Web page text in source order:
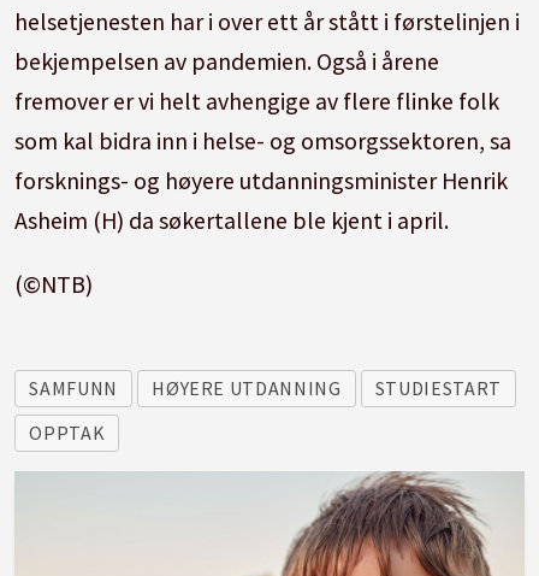
helsetjenesten har i over ett år stått i førstelinjen i
bekjempelsen av pandemien. Også i årene
fremover er vi helt avhengige av flere flinke folk
som kal bidra inn i helse- og omsorgssektoren, sa
forsknings- og høyere utdanningsminister Henrik
Asheim (H) da søkertallene ble kjent i april.
(©NTB)
SAMFUNN HØYERE UTDANNING
STUDIESTART
OPPTAK